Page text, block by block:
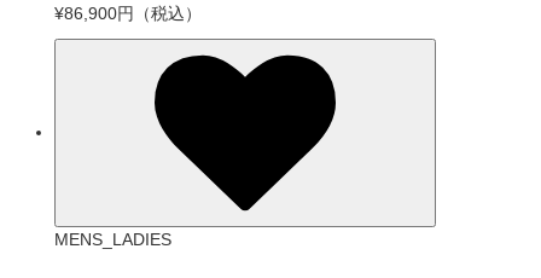
¥86,900円 （税込）
MENS_LADIES